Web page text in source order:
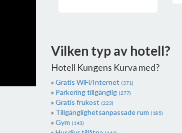
Heron City
Rakib Hasan
Vilken typ av hotell?
Hotell Kungens Kurva med?
Gratis WiFi/Internet (371)
Parkering tillgänglig (277)
Gratis frukost (223)
Tillgänglighetsanpassade rum (185)
Gym (143)